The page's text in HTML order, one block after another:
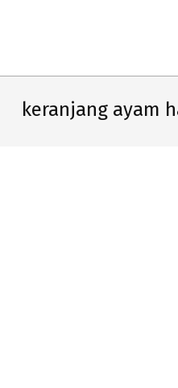
keranjang ayam